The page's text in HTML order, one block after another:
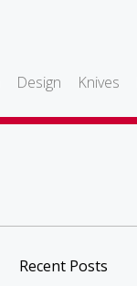
Design Knives
Recent Posts